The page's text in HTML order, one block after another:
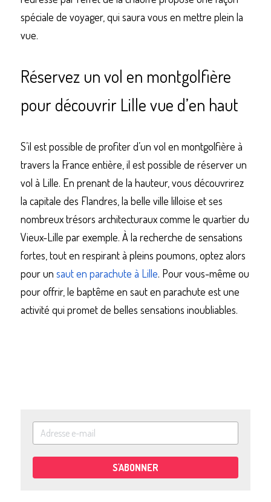
spéciale de voyager, qui saura vous en mettre plein la
vue.
Réservez un vol en montgolfière
pour découvrir Lille vue d’en haut
S’il est possible de profiter d’un vol en montgolfière à
travers la France entière, il est possible de réserver un
vol à Lille. En prenant de la hauteur, vous découvrirez
la capitale des Flandres, la belle ville lilloise et ses
nombreux trésors architecturaux comme le quartier du
Vieux-Lille par exemple. À la recherche de sensations
fortes, tout en respirant à pleins poumons, optez alors
pour un saut en parachute à Lille. Pour vous-même ou
pour offrir, le baptême en saut en parachute est une
activité qui promet de belles sensations inoubliables.
S'ABONNER